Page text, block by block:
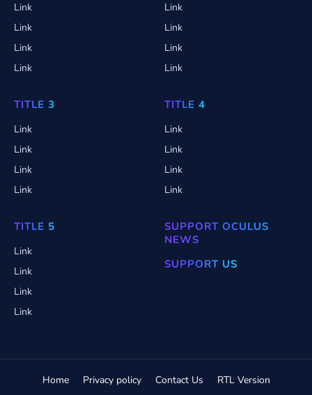
Link
Link
Link
Link
Link
Link
Link
Link
TITLE 3
Link
Link
Link
Link
TITLE 4
Link
Link
Link
Link
TITLE 5
Link
Link
Link
Link
SUPPORT OCULUS
NEWS
SUPPORT US
Home Privacy policy Contact Us RTL Version